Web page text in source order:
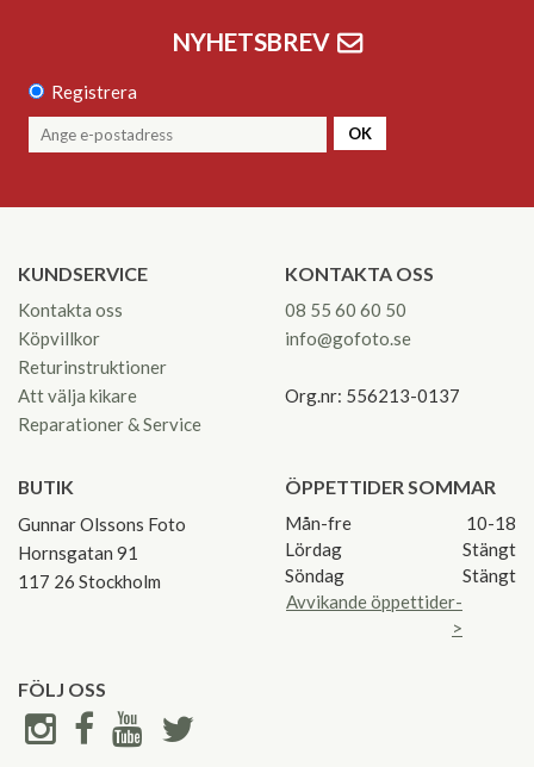
NYHETSBREV
Registrera
OK
KUNDSERVICE
Kontakta oss
Köpvillkor
Returinstruktioner
Att välja kikare
Reparationer & Service
KONTAKTA OSS
08 55 60 60 50
info@gofoto.se
Org.nr: 556213-0137
BUTIK
Gunnar Olssons Foto
Hornsgatan 91
117 26 Stockholm
ÖPPETTIDER SOMMAR
Mån-fre
10-18
Lördag
Stängt
Söndag
Stängt
Avvikande öppettider-
>
FÖLJ OSS